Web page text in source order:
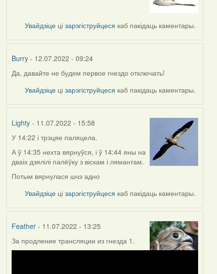
Увайдзіце цізарэгіструйцеся каб пакідаць каментары.
Burry- 12.07.2022 - 09:24
Да, давайте не будем первое гнездо отключать!
Увайдзіце цізарэгіструйцеся каб пакідаць каментары.
Lighty- 11.07.2022 - 15:58
У 14:22 і трэцяе паляцела.
А ў 14:35 нехта вярнуўся, і ў 14:44 яны на
дваіх дзялілі палёўку з віскам і лямантам.
Потым вярнулася шчэ адно
Увайдзіце цізарэгіструйцеся каб пакідаць каментары.
Feather- 11.07.2022 - 13:25
За продление трансляции из гнезда 1.